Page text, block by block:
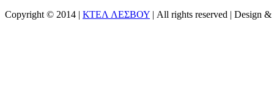
Copyright © 2014 | ΚΤΕΛ ΛΕΣΒΟΥ | All rights reserved | Design &